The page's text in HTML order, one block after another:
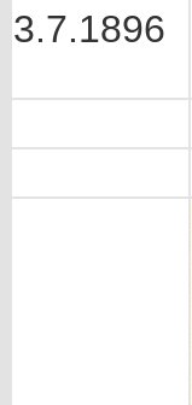
3.7.1896